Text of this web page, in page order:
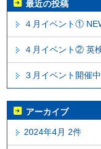
最近の投稿
４月イベント①
４月イベント② 英
３月イベント開催中
アーカイブ
2024年4月 2件